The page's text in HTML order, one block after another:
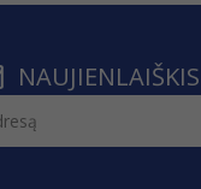
NAUJIENLAIŠKIS